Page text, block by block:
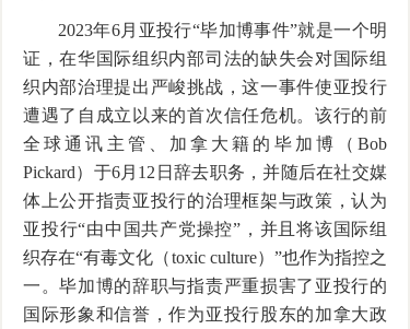
2023年6月亚投行“毕加博事件”就是一个明
证，在华国际组织内部司法的缺失会对国际组
织内部治理提出严峻挑战，这一事件使亚投行
遭遇了自成立以来的首次信任危机。该行的前
全球通讯主管、加拿大籍的毕加博（ Bob
Pickard）于6月 12 日辞去职务，并随后在社交媒
体上公开指责亚投行的治理框架与政策，认为
亚投行“由中国共产党操控” ，并且将该国际组
织存在“有毒文化（toxic culture） ”也作为指控之
一。毕加博的辞职与指责严重损害了亚投行的
国际形象和信誉，作为亚投行股东的加拿大政